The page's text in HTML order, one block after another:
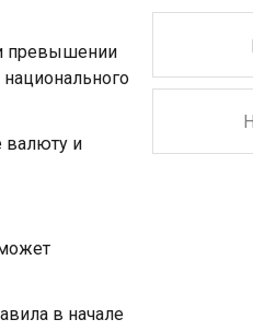
превышении
валюту и
в начале